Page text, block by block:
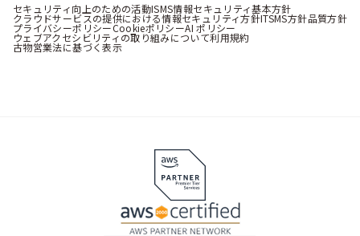
セキュリティ向上のための活動ISMS情報セキュリティ基本方針
クラウドサービスの提供における情報セキュリティ方針ITSMS方針品質方針
プライバシーポリシーCookieポリシーAI ポリシー
ウェブアクセシビリティの取り組みについて利用規約
古物営業法に基づく表示